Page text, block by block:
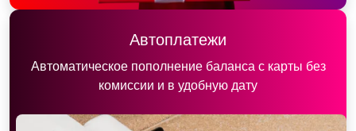
Автоплатежи
Автоматическое пополнение баланса с карты без
комиссии и в удобную дату